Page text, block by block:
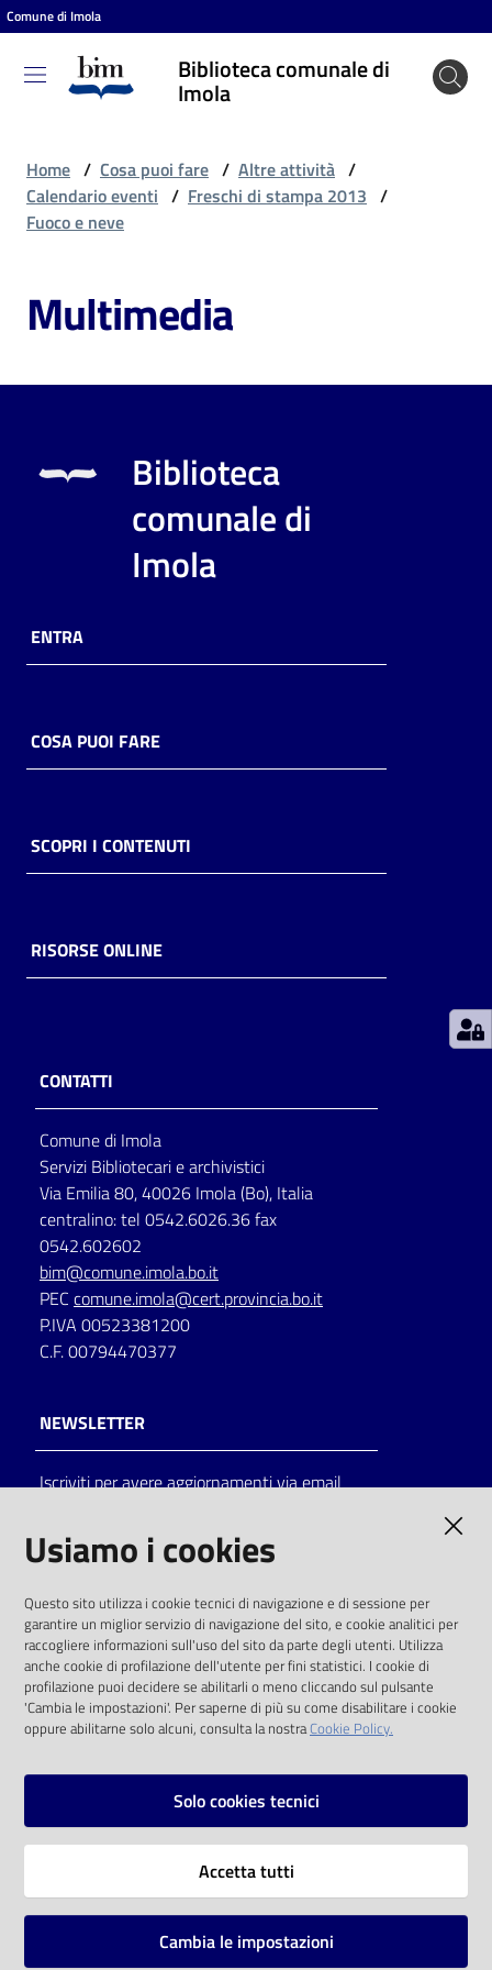
Vai al contenuto
Vai alla navigazione
Vai al footer
Comune di Imola
Biblioteca comunale di
Imola
Biblioteca
comunale
Cosa
fare
Scopri
online
Piani
Decentrate
Seguici
su
on line
Eventi
Chiedi al
bibliotecario
Avvisi
Home / Cosa puoi fare / Altre attività /
Calendario eventi / Freschi di stampa 2013 /
Fuoco e neve
Multimedia
Biblioteca
comunale di
Imola
ENTRA
COSA PUOI FARE
SCOPRI I CONTENUTI
RISORSE ONLINE
CONTATTI
Comune di Imola
Servizi Bibliotecari e archivistici
Via Emilia 80, 40026 Imola (Bo), Italia
centralino: tel 0542.6026.36 fax
0542.602602
bim@comune.imola.bo.it
PEC comune.imola@cert.provincia.bo.it
P.IVA 00523381200
C.F. 00794470377
NEWSLETTER
Iscriviti per avere aggiornamenti via email
solo alle condizioni previste dalla direttiva
comunitaria 2003/98/CE e dal d.lgs. 36/2006
SOCIAL
Instagram
Vai alla pagina
Usiamo i cookies
Questo sito utilizza i cookie tecnici di navigazione e di sessione per
garantire un miglior servizio di navigazione del sito, e cookie analitici per
raccogliere informazioni sull'uso del sito da parte degli utenti. Utilizza
anche cookie di profilazione dell'utente per fini statistici. I cookie di
profilazione puoi decidere se abilitarli o meno cliccando sul pulsante
'Cambia le impostazioni'. Per saperne di più su come disabilitare i cookie
oppure abilitarne solo alcuni, consulta la nostraCookie Policy.
Solo cookies tecnici
Accetta tutti
Cambia le impostazioni